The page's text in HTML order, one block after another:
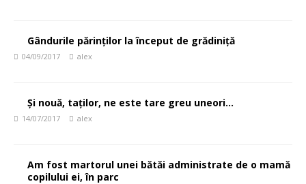
Gândurile părinților la început de grădiniță
04/09/2017 alex
Și nouă, taților, ne este tare greu uneori…
14/07/2017 alex
Am fost martorul unei bătăi administrate de o mamă
copilului ei, în parc